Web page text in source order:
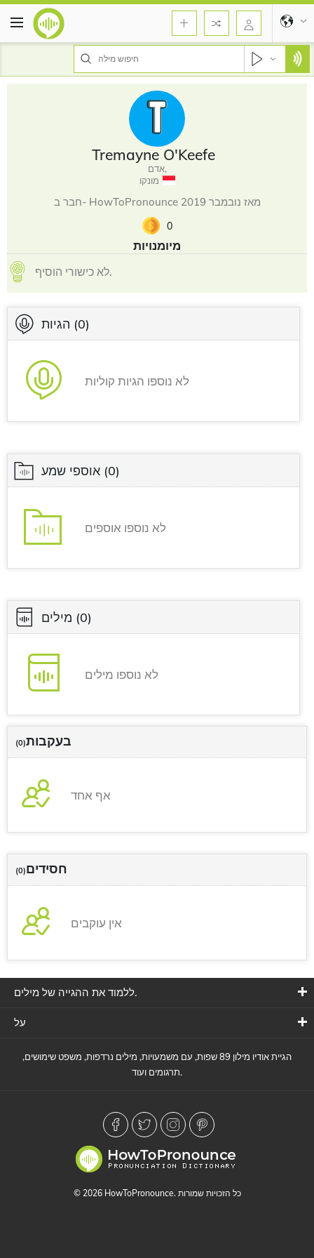
Tremayne O'Keefe
אדם,
מונקו
חבר ב- HowToPronounce מאז נובמבר 2019
0
מיומנויות
לא כישורי הוסיף.
הגיות (0)
לא נוספו הגיות קוליות
אוספי שמע (0)
לא נוספו אוספים
מילים (0)
לא נוספו מילים
בעקבות(0)
אף אחד
חסידים(0)
אין עוקבים
ללמוד את ההגייה של מילים.
על
הגיית אודיו מילון 89 שפות, עם משמעויות, מילים נרדפות, משפט שימושים,
תרגומים ועוד.
© 2026 HowToPronounce. כל הזכויות שמורות